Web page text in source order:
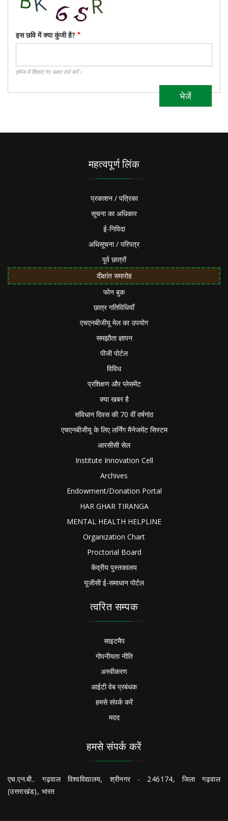
इस छवि में क्या कुंजी है?
इमेज में दिखाए गए अक्षर दर्ज करें।
महत्वपूर्ण लिंक
प्रकाशन / पत्रिका
सूचना का अधिकार
ई-निविदा
अधिसूचना / परिपत्र
पूर्व छात्रों
दीक्षांत समारोह
फोन बुक
छात्र गतिविधियाँ
एचएनबीजीयू मेल का उपयोग
समझौता ज्ञापन
पीजी पोर्टल
विविध
प्रशिक्षण और प्लेसमेंट
क्या खबर है
संविधान दिवस की 70 वीं वर्षगांठ
एचएनबीजीयू के लिए लर्निंग मैनेजमेंट सिस्टम
आरसीसी सेल
Institute Innovation Cell
Archives
Endowment/Donation Portal
HAR GHAR TIRANGA
MENTAL HEALTH HELPLINE
Organization Chart
Proctorial Board
केंद्रीय पुस्तकालय
यूजीसी ई-समाधान पोर्टल
त्वरित सम्पक
साइटमैप
गोपनीयता नीति
अस्वीकरण
आईटी वेब प्रबंधक
हमसे संपर्क करें
मदद
हमसे संपर्क करें
एच.एन.बी.. गढ़वाल विश्वविद्यालय, श्रीनगर - 246174, जिला गढ़वाल
(उत्तराखंड), भारत